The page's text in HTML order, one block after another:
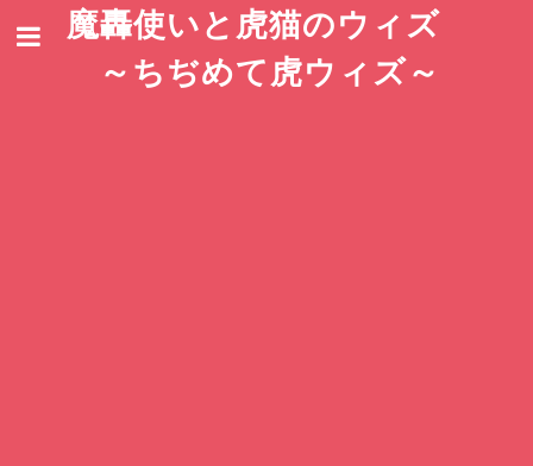
魔轟使いと虎猫のウィズ
～ちぢめて虎ウィズ～